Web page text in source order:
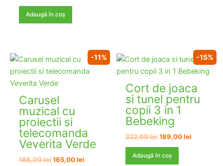
Adaugă în coș
-11%
Carusel
muzical cu
proiectii si
telecomanda
Veverita Verde
186,00lei Prețul
165,00leiPrețul
-15%
Cort de joaca
si tunel pentru
copii 3 in 1
Bebeking
222,00lei Prețul
a
fost:
189,00leiPrețul
Adaugă în coș